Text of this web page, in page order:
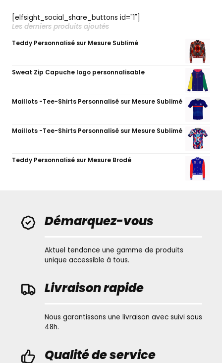
[elfsight_social_share_buttons id="1"]
Les derniers produits ajoutés
Teddy Personnalisé sur Mesure Sublimé
Sweat Zip Capuche logo personnalisable
Maillots -Tee-Shirts Personnalisé sur Mesure Sublimé
Maillots -Tee-Shirts Personnalisé sur Mesure Sublimé
Teddy Personnalisé sur Mesure Brodé
Démarquez-vous
Aktuel tendance une gamme de produits
unique accessible à tous.
Livraison rapide
Nous garantissons une livraison avec suivi sous
48h.
Qualité de service